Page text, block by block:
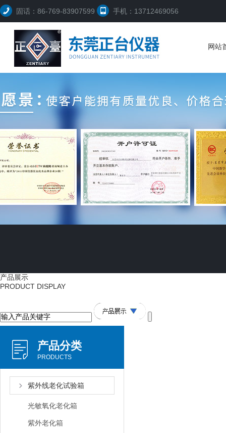
固话：86-769-83907599 手机：13712469056
网站
产品展示
PRODUCT DISPLAY
产品分类
PRODUCTS
紫外线老化试验箱
光敏氧化老化箱
紫外老化箱